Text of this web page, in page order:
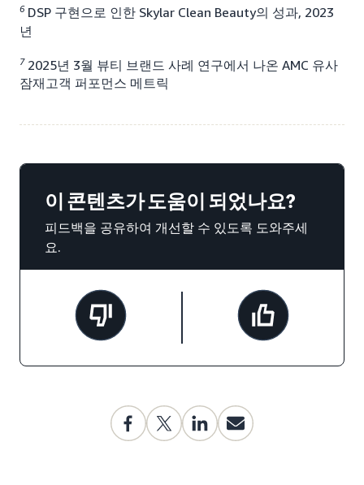
6 DSP 구현으로 인한 Skylar Clean Beauty의 성과, 2023
년
7 2025년 3월 뷰티 브랜드 사례 연구에서 나온 AMC 유사
잠재고객 퍼포먼스 메트릭
이 콘텐츠가 도움이 되었나요?
피드백을 공유하여 개선할 수 있도록 도와주세
요.